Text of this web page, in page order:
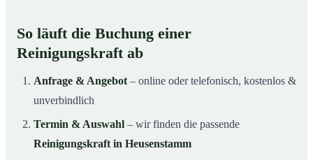
So läuft die Buchung einer
Reinigungskraft ab
Anfrage & Angebot – online oder telefonisch, kostenlos &
unverbindlich
Termin & Auswahl – wir finden die passende
Reinigungskraft in Heusenstamm